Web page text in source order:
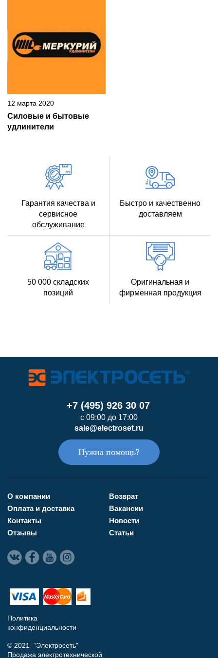
12 марта 2020
Силовые и бытовые
удлинители
Гарантия качества и
сервисное
обслуживание
Быстро и качественно
доставляем
50 000 складских
позиций
Оригинальная и
фирменная продукция
+7 (495) 926 30 07
с 09:00 до 17:00
sale@electroset.ru
Нужна помощь?
О компании
Оплата и доставка
Контакты
Отзывы
Возврат
Вакансии
Новости
Статьи
Политика
конфиденциальности
© 2021 “Электросеть”
Продажа электротехнической